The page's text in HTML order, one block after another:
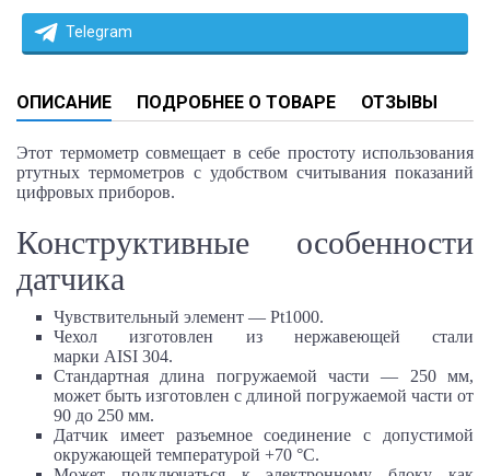
Telegram
ОПИСАНИЕ ПОДРОБНЕЕ О ТОВАРЕ ОТЗЫВЫ
Этот термометр совмещает в себе простоту использования
ртутных термометров с удобством считывания показаний
цифровых приборов.
Конструктивные особенности
датчика
Чувствительный элемент — Pt1000.
Чехол изготовлен из нержавеющей стали
марки AISI 304.
Стандартная длина погружаемой части — 250 мм,
может быть изготовлен с длиной погружаемой части от
90 до 250 мм.
Датчик имеет разъемное соединение с допустимой
окружающей температурой +70 °С.